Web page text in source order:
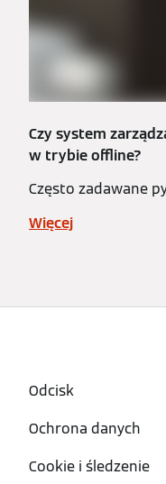
Czy system
w trybie offline?
Często zadawane
Więcej
Odcisk
Ochrona danych
Cookie i śledzenie